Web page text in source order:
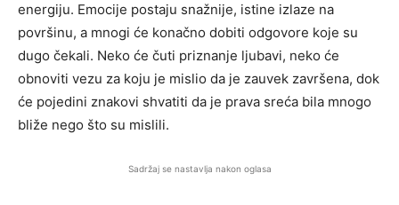
energiju. Emocije postaju snažnije, istine izlaze na
površinu, a mnogi će konačno dobiti odgovore koje su
dugo čekali. Neko će čuti priznanje ljubavi, neko će
obnoviti vezu za koju je mislio da je zauvek završena, dok
će pojedini znakovi shvatiti da je prava sreća bila mnogo
bliže nego što su mislili.
Sadržaj se nastavlja nakon oglasa